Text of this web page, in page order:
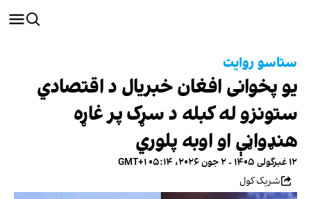
ستاسو روایت
یو پخوانی افغان خبریال د اقتصادي
ستونزو له کبله د سړک پر غاړه
هنډواڼې او اوبه پلوري
۱۲ غبرگولی ۱۴۰۵ - ۲ جون ۲۰۲۶، ۰۵:۱۴ GMT+۱
شریک کول